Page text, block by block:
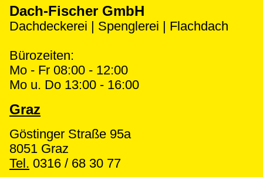
Dach-Fischer GmbH
Dachdeckerei | Spenglerei | Flachdach
Bürozeiten:
Mo - Fr 08:00 - 12:00
Mo u. Do 13:00 - 16:00
Graz
Göstinger Straße 95a
8051 Graz
Tel. 0316 / 68 30 77